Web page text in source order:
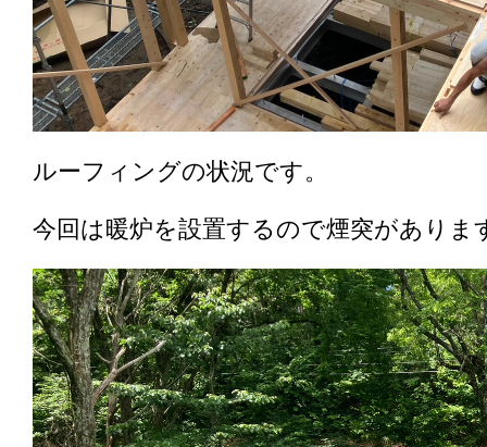
ルーフィングの状況です。
今回は暖炉を設置するので煙突がありま